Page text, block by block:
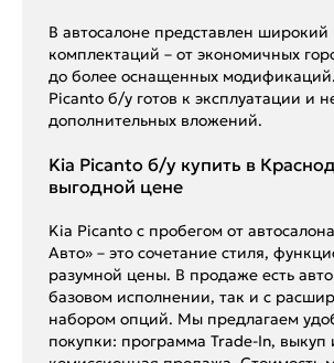
В автосалоне представлен
комплектаций – от экономичных
до более оснащенных
Picanto б/у готов к эксплуатации и
дополнительных вложений.
Kia Picanto б/у купить в
выгодной цене
Kia Picanto с пробегом от
Авто» – это сочетание стиля,
разумной цены. В продаже есть
базовом исполнении, так и с
набором опций. Мы предлагаем
покупки: программа Trade-In, выкуп